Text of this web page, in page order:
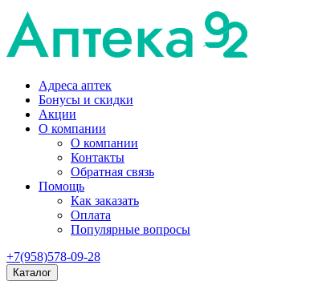
Адреса аптек
Бонусы и скидки
Акции
О компании
О компании
Контакты
Обратная связь
Помощь
Как заказать
Оплата
Популярные вопросы
+7(958)578-09-28
Каталог